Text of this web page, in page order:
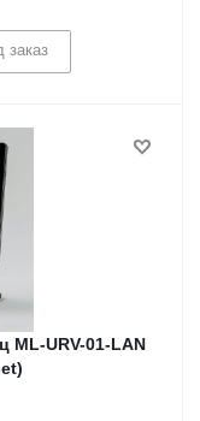
заказ
ML-URV-01-LAN